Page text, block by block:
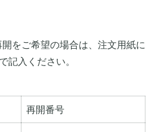
をご希望の場合は、注文用紙に
記入ください。
再開番号